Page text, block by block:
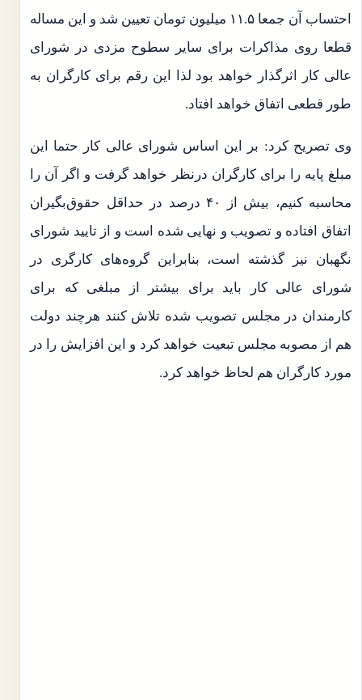
احتساب آن جمعا ۱۱.۵ میلیون تومان تعیین شد و این مساله
قطعا روی مذاکرات برای سایر سطوح مزدی در شورای
عالی کار اثرگذار خواهد بود لذا این رقم برای کارگران به
طور قطعی اتفاق خواهد افتاد.​
وی تصریح کرد: بر این اساس شورای عالی کار حتما این
مبلغ پایه را برای کارگران درنظر خواهد گرفت و اگر آن را
محاسبه کنیم، بیش از ۴۰ درصد در حداقل حقوق‌بگیران
اتفاق افتاده و تصویب و نهایی شده است و از تایید شورای
نگهبان نیز گذشته است، بنابراین گروه‌های کارگری در
شورای عالی کار باید برای بیشتر از مبلغی که برای
کارمندان در مجلس تصویب شده تلاش کنند هرچند دولت
هم از مصوبه مجلس تبعیت خواهد کرد و این افزایش را در
مورد کارگران هم لحاظ خواهد کرد.